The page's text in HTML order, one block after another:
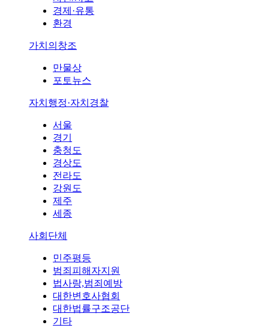
경제·유통
환경
가치의창조
만물상
포토뉴스
자치행정·자치경찰
서울
경기
충청도
경상도
전라도
강원도
제주
세종
사회단체
민주평등
범죄피해자지원
법사랑,범죄예방
대한변호사협회
대한법률구조공단
기타